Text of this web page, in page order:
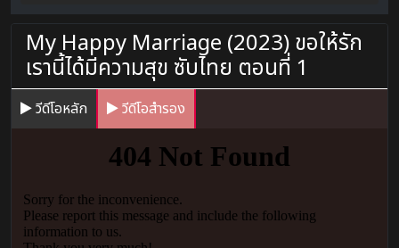
My Happy Marriage (2023) ขอให้รัก
เรานี้ได้มีความสุข ซับไทย ตอนที่ 1
วีดีโอหลัก วีดีโอสำรอง